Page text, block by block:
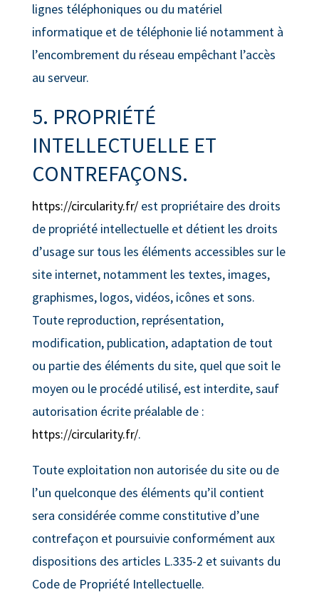
lignes téléphoniques ou du matériel
informatique et de téléphonie lié notamment à
l’encombrement du réseau empêchant l’accès
au serveur.
5. PROPRIÉTÉ
INTELLECTUELLE ET
CONTREFAÇONS.
https://circularity.fr/est propriétaire des droits
de propriété intellectuelle et détient les droits
d’usage sur tous les éléments accessibles sur le
site internet, notamment les textes, images,
graphismes, logos, vidéos, icônes et sons.
Toute reproduction, représentation,
modification, publication, adaptation de tout
ou partie des éléments du site, quel que soit le
moyen ou le procédé utilisé, est interdite, sauf
autorisation écrite préalable de :
https://circularity.fr/.
Toute exploitation non autorisée du site ou de
l’un quelconque des éléments qu’il contient
sera considérée comme constitutive d’une
contrefaçon et poursuivie conformément aux
dispositions des articles L.335-2 et suivants du
Code de Propriété Intellectuelle.